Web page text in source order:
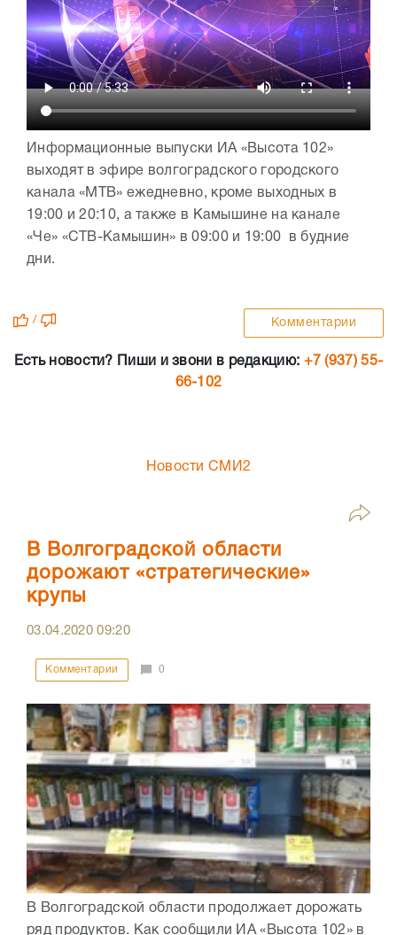
Информационные выпуски ИА «Высота 102»
выходят в эфире волгоградского городского
канала «МТВ» ежедневно, кроме выходных в
19:00 и 20:10, а также в Камышине на канале
«Че» «СТВ-Камышин» в 09:00 и 19:00 в будние
дни.
/ Комментарии
Есть новости? Пиши и звони в редакцию: +7 (937) 55-
66-102
Новости СМИ2
В Волгоградской области
дорожают «стратегические»
крупы
03.04.202009:20
Комментарии 0
В Волгоградской области продолжает дорожать
ряд продуктов. Как сообщили ИА «Высота 102» в